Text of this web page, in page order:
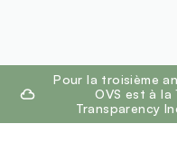
footer.ariatitlePour la troisième
OVS est à la
Transparency